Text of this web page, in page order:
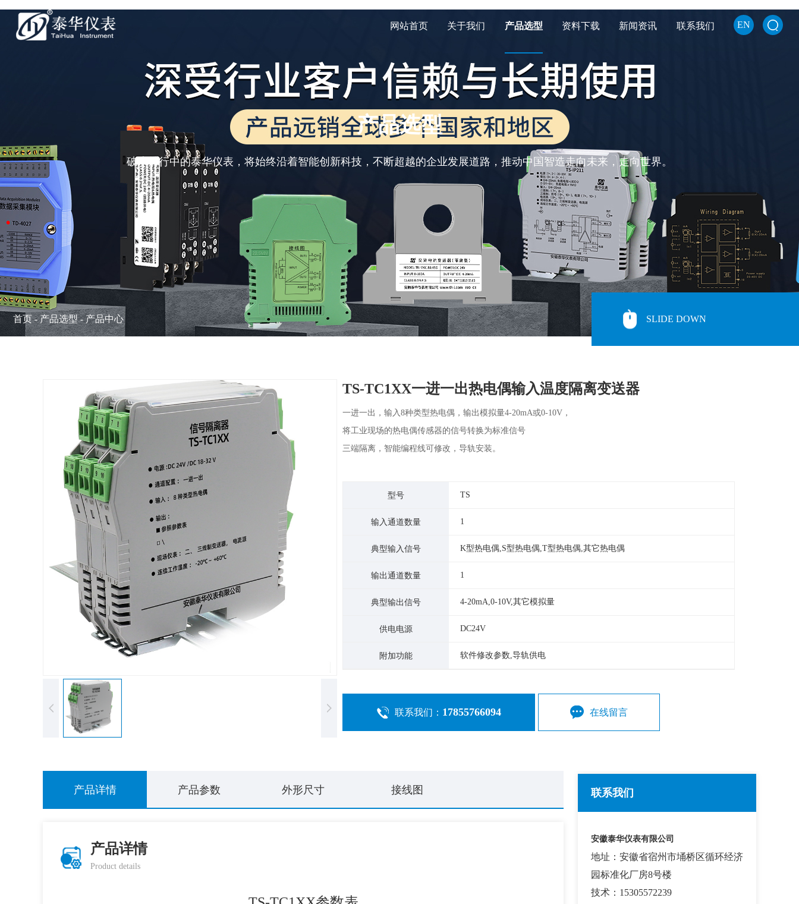
EN
网站首页 关于我们 产品选型 资料下载 新闻资讯 联系我们
产品选型
破浪前行中的泰华仪表，将始终沿着智能创新科技，不断超越的企业发展道路，推动中国智造走向未来，走向世界。
首页-产品选型-产品中心 SLIDE DOWN
TS-TC1XX一进一出热电偶输入温度隔离变送器
一进一出，输入8种类型热电偶，输出模拟量4-20mA或0-10V，
将工业现场的热电偶传感器的信号转换为标准信号
三端隔离，智能编程线可修改，导轨安装。
型号 TS
输入通道数量 1
典型输入信号 K型热电偶,S型热电偶,T型热电偶,其它热电偶
输出通道数量 1
典型输出信号 4-20mA,0-10V,其它模拟量
供电电源 DC24V
附加功能 软件修改参数,导轨供电
联系我们： 17855766094 在线留言
产品详情 产品参数 外形尺寸 接线图
产品详情
Product details
联系我们
安徽泰华仪表有限公司
地址：安徽省宿州市埇桥区循环经济
园标准化厂房8号楼
技术：15305572239